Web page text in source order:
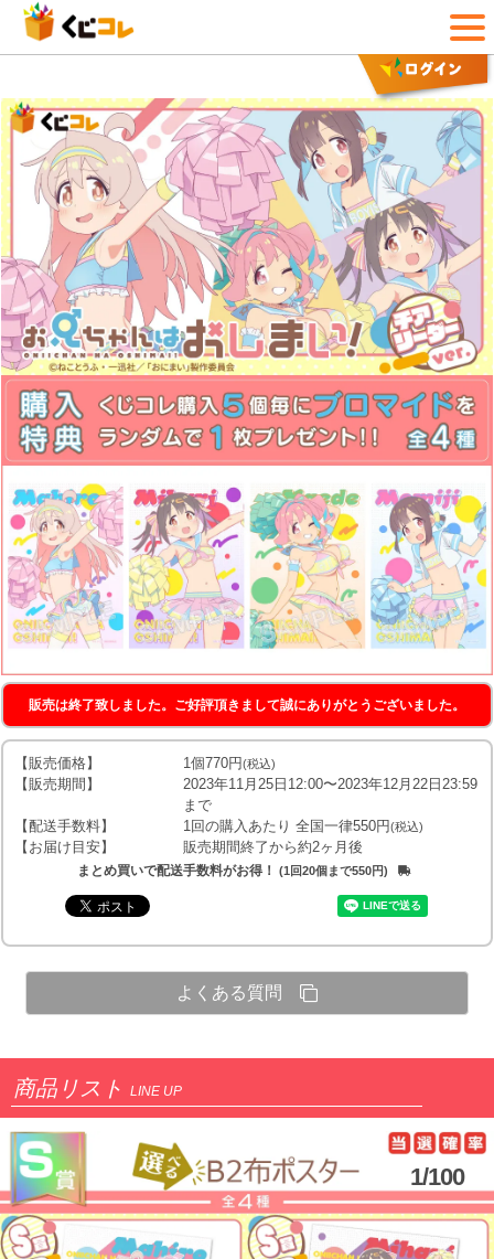
販売は終了致しました。ご好評頂きまして誠にありがとうございました。
【販売価格】 1個770円(税込)
【販売期間】
2023年11月25日12:00〜2023年12月22日23:59
まで
【配送手数料】
1回の購入あたり 全国一律550円(税込)
【お届け目安】 販売期間終了から約2ヶ月後
まとめ買いで配送手数料がお得！ (1回20個まで550円)
よくある質問
商品リスト LINE UP
1/100